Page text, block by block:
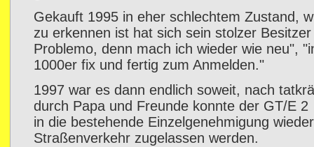
Gekauft 1995 in eher schlechtem Zustand,
zu erkennen ist hat sich sein stolzer
Problemo, denn mach ich wieder wie neu",
1000er fix und fertig zum Anmelden."
1997 war es dann endlich soweit, nach
durch Papa und Freunde konnte der GT/E
in die bestehende Einzelgenehmigung
Straßenverkehr zugelassen werden.